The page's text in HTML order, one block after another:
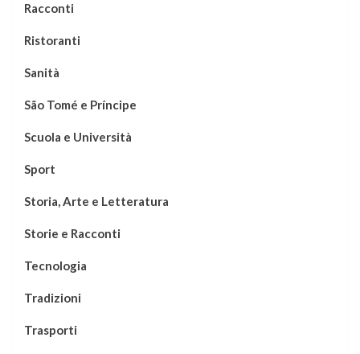
Racconti
Ristoranti
Sanità
São Tomé e Príncipe
Scuola e Università
Sport
Storia, Arte e Letteratura
Storie e Racconti
Tecnologia
Tradizioni
Trasporti